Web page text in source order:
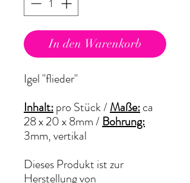
In den Warenkorb
Igel "flieder"
Inhalt:pro Stück /Maße:ca
28 x 20 x 8mm /Bohrung:
3mm, vertikal
Dieses Produkt ist zur
Herstellung von